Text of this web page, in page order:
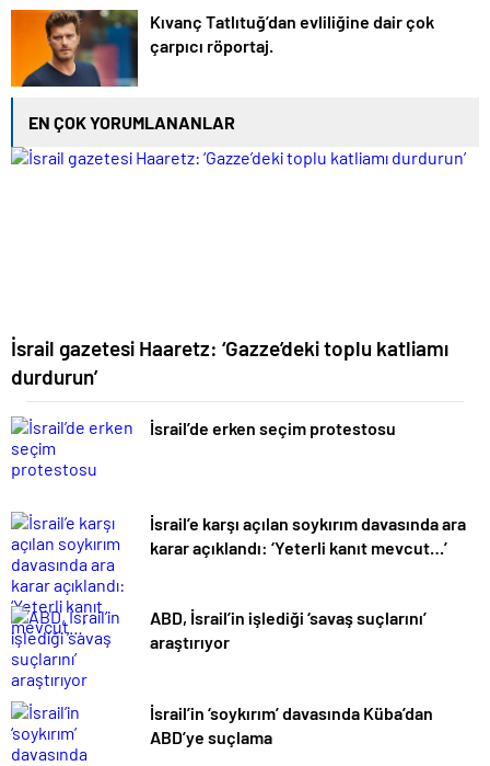
Kıvanç Tatlıtuğ’dan evliliğine dair çok
çarpıcı röportaj.
EN ÇOK YORUMLANANLAR
İsrail gazetesi Haaretz: ‘Gazze’deki toplu katliamı
durdurun’
İsrail’de erken seçim protestosu
İsrail’e karşı açılan soykırım davasında ara
karar açıklandı: ‘Yeterli kanıt mevcut…’
ABD, İsrail’in işlediği ‘savaş suçlarını’
araştırıyor
İsrail’in ‘soykırım’ davasında Küba’dan
ABD’ye suçlama